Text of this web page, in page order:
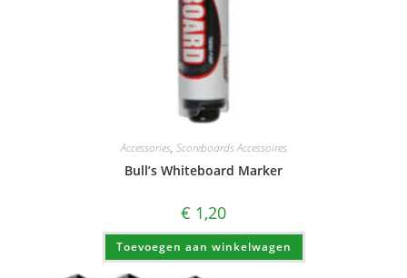
Accessories, Scoreboards Accessoires
Bull’s Whiteboard Marker
€ 1,20
Toevoegen aan winkelwagen